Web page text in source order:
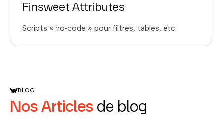
Finsweet Attributes
Scripts « no‑code » pour filtres, tables, etc.
BLOG
Nos Articles de blog